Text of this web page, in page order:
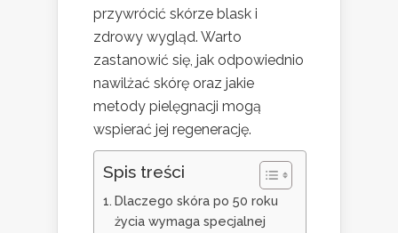
przywrócić skórze blask i
zdrowy wygląd. Warto
zastanowić się, jak odpowiednio
nawilżać skórę oraz jakie
metody pielęgnacji mogą
wspierać jej regenerację.
Spis treści
Dlaczego skóra po 50 roku
życia wymaga specjalnej